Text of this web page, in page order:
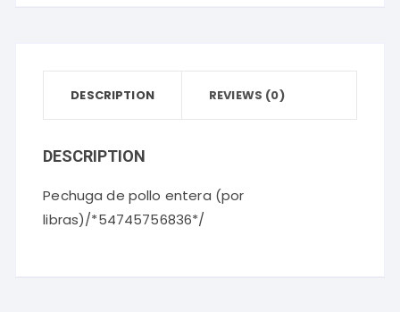
DESCRIPTION REVIEWS (0)
DESCRIPTION
Pechuga de pollo entera (por
libras)/*54745756836*/